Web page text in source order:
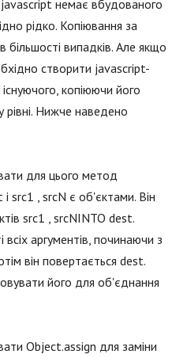
немає вбудованого
рідко. Копіювання за
більшості випадків. Але якщо
створити jаvascript-
копіюючи його
рівні. Нижче наведено
для цього метод
src1 , srcN є об'єктами. Він
src1 , srcNINTO dest.
аргументів, починаючи з
він повертається dest.
його для об'єднання
Object.assign для заміни